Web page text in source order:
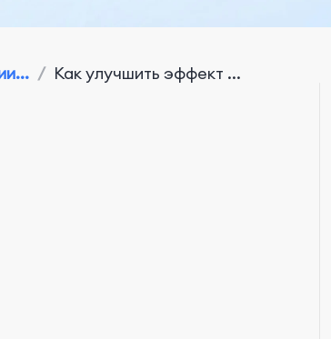
/ Как улучшить эффект ...